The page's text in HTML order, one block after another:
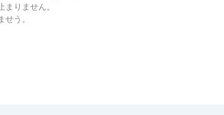
りません。
う。